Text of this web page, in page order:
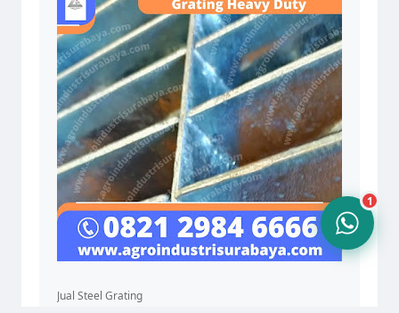
Jual Steel Grating
Online sekarang
10.24
1